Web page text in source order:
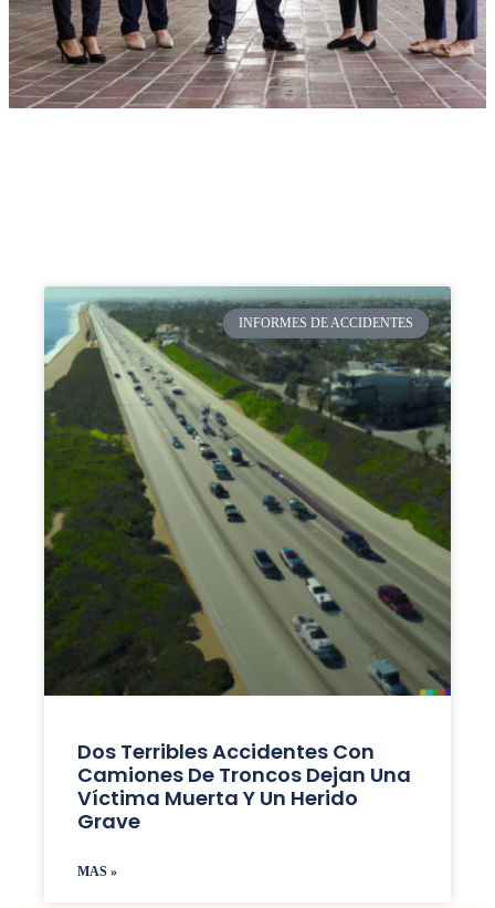
INFORMES DE ACCIDENTES
Dos Terribles Accidentes Con
Camiones De Troncos Dejan Una
Víctima Muerta Y Un Herido
Grave
MAS »